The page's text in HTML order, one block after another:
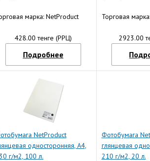
марка: NetProduct
428.00 тенге (РРЦ)
Подробнее
Торговая
2923.00
NetProduct
односторонняя, A4,
г/м2, 100 л.
Фотобумага
глянцевая
210 г/м2, 20 л.